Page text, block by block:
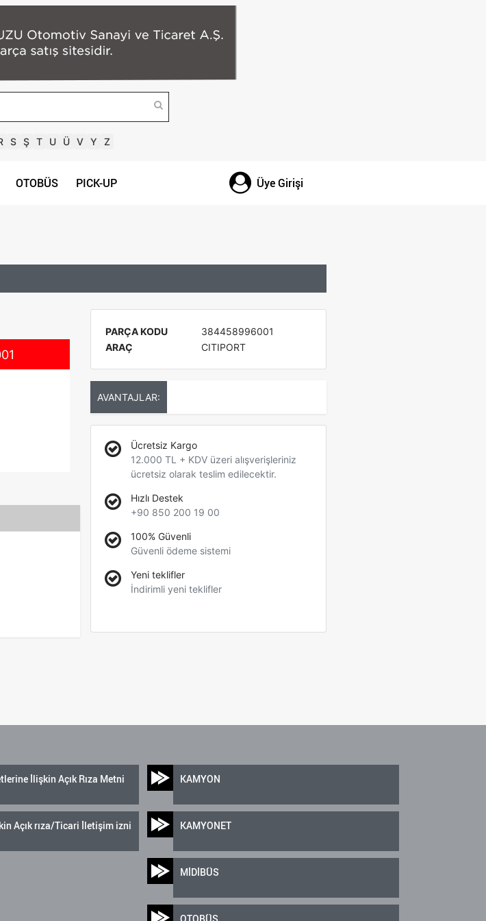
S Ş T U Ü V Y Z
OTOBÜS PICK-UP Üye Girişi
PARÇA KODU
384458996001
ARAÇ
CITIPORT
AVANTAJLAR:
Ücretsiz Kargo
12.000 TL + KDV üzeri alışverişleriniz
ücretsiz olarak teslim edilecektir.
Hızlı Destek
+90 850 200 19 00
100% Güvenli
Güvenli ödeme sistemi
Yeni teklifler
İndirimli yeni teklifler
İlişkin Açık Rıza Metni
Açık rıza/Ticari İletişim izni
KAMYON
KAMYONET
MİDİBÜS